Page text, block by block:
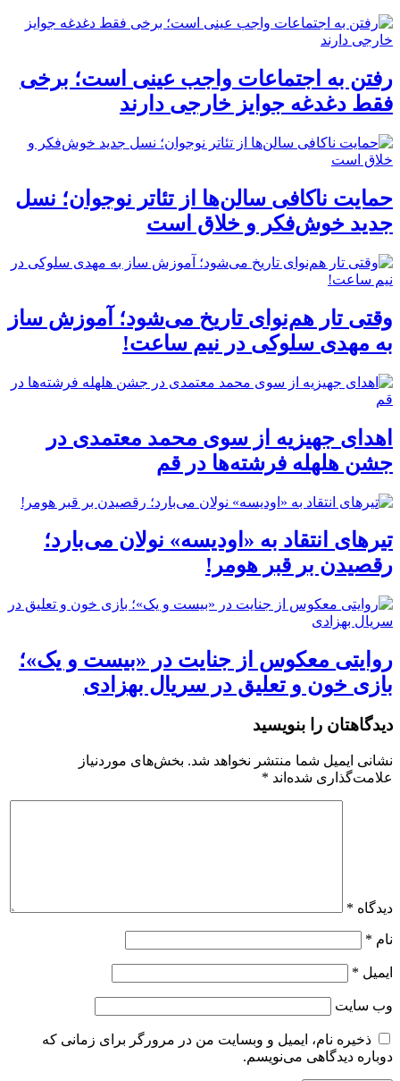
رفتن به اجتماعات واجب عینی است؛ برخی
فقط دغدغه جوایز خارجی دارند
حمایت ناکافی سالن‌ها از تئاتر نوجوان؛ نسل
جدید خوش‌فکر و خلاق است
وقتی تار هم‌نوای تاریخ می‌شود؛ آموزش ساز
به مهدی سلوکی در نیم ساعت!
اهدای جهیزیه از سوی محمد معتمدی در
جشن هلهله فرشته‌ها در قم
تیرهای انتقاد به «اودیسه» نولان می‌بارد؛
رقصیدن بر قبر هومر!
روایتی معکوس از جنایت در «بیست و یک»؛
بازی خون و تعلیق در سریال بهزادی
دیدگاهتان را بنویسید
نشانی ایمیل شما منتشر نخواهد شد. بخش‌های موردنیاز
علامت‌گذاری شده‌اند *
دیدگاه *
نام *
ایمیل *
وب‌ سایت
ذخیره نام، ایمیل و وبسایت من در مرورگر برای زمانی که
دوباره دیدگاهی می‌نویسم.